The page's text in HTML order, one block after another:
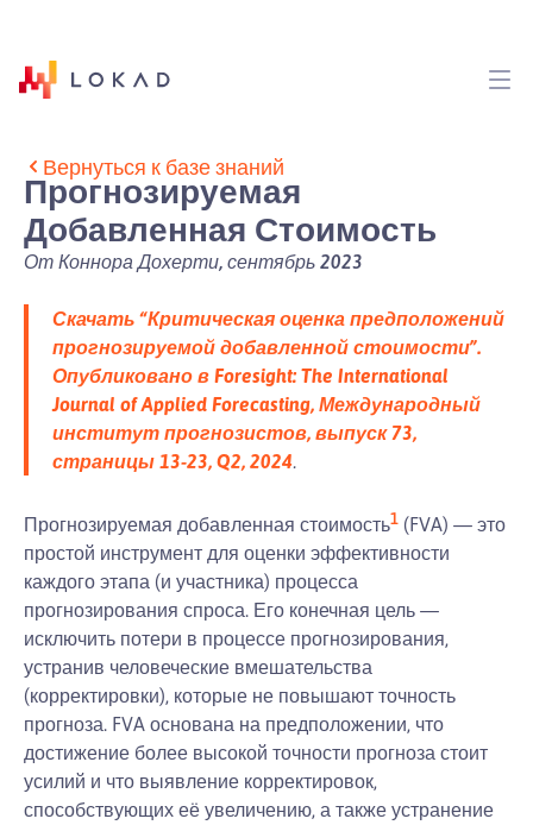
Вернуться к базе знаний
Прогнозируемая
Добавленная Стоимость
От Коннора Дохерти, сентябрь 2023
Скачать “Критическая оценка предположений
прогнозируемой добавленной стоимости”.
Опубликовано в Foresight: The International
Journal of Applied Forecasting, Международный
институт прогнозистов, выпуск 73,
страницы 13-23, Q2, 2024.
Прогнозируемая добавленная стоимость1 (FVA) — это
простой инструмент для оценки эффективности
каждого этапа (и участника) процесса
прогнозирования спроса. Его конечная цель —
исключить потери в процессе прогнозирования,
устранив человеческие вмешательства
(корректировки), которые не повышают точность
прогноза. FVA основана на предположении, что
достижение более высокой точности прогноза стоит
усилий и что выявление корректировок,
способствующих её увеличению, а также устранение